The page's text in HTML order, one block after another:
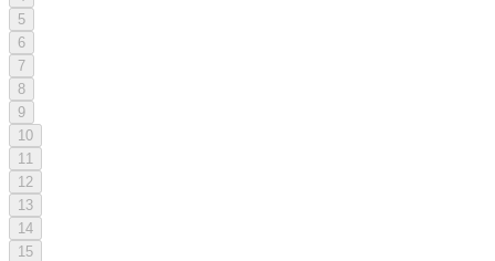
5
6
7
8
9
10
11
12
13
14
15